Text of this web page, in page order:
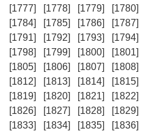
[1777]
[1778] [1779] [1780]
[1784]
[1785] [1786] [1787]
[1791]
[1792] [1793] [1794]
[1798]
[1799] [1800] [1801]
[1805]
[1806] [1807] [1808]
[1812]
[1813] [1814] [1815]
[1819]
[1820] [1821] [1822]
[1826]
[1827] [1828] [1829]
[1833]
[1834] [1835] [1836]